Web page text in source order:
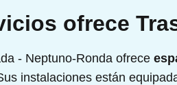
ofrece
- Neptuno-Ronda ofrece
instalaciones están